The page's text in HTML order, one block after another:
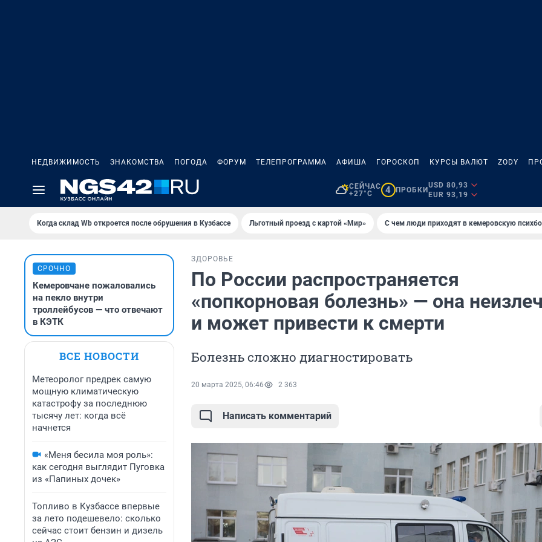
НЕДВИЖИМОСТЬ ЗНАКОМСТВА ПОГОДА ФОРУМ ТЕЛЕПРОГРАММА АФИША ГОРОСКОП КУРСЫ ВАЛЮТ ZODY
СЕЙЧАС
+27°C
4 ПРОБКИ
USD 80,93
EUR 93,19
Когда склад Wb откроется после обрушения в Кузбассе Льготный проезд с картой «Мир» С чем люди приходят в кемеровскую
СРОЧНО
Кемеровчане пожаловались
на пекло внутри
троллейбусов — что отвечают
в КЭТК
ВСЕ НОВОСТИ
Метеоролог предрек самую
мощную климатическую
катастрофу за последнюю
тысячу лет: когда всё
начнется
«Меня бесила моя роль»:
как сегодня выглядит Пуговка
из «Папиных дочек»
Топливо в Кузбассе впервые
за лето подешевело: сколько
сейчас стоит бензин и дизель
ЗДОРОВЬЕ
По России распространяется
«попкорновая болезнь» — она
и может привести к смерти
Болезнь сложно диагностировать
20 марта 2025, 06:46 2 363
Написать комментарий